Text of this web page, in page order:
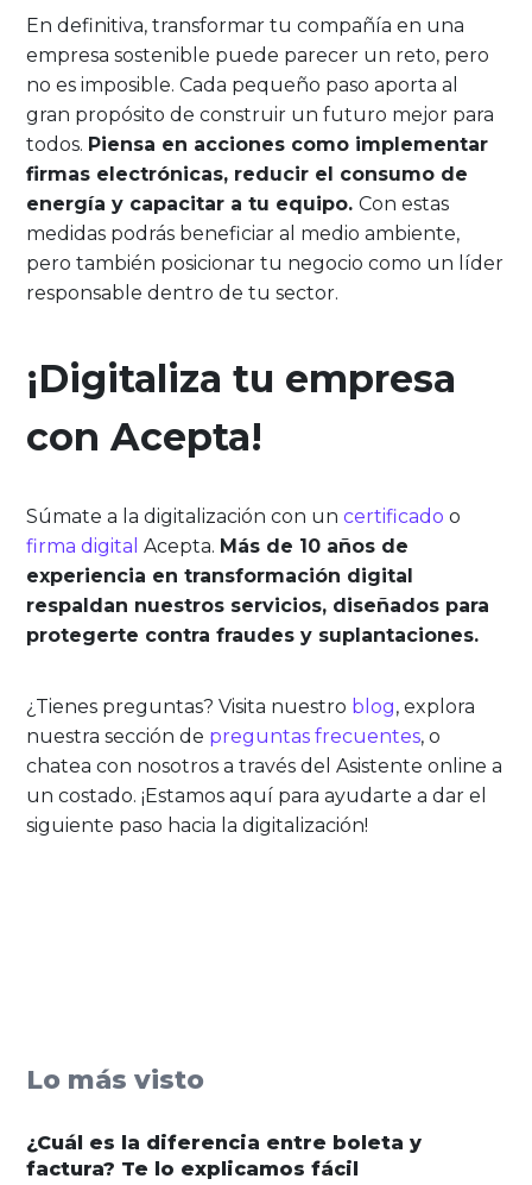
En definitiva, transformar tu compañía en una
empresa sostenible puede parecer un reto, pero
no es imposible. Cada pequeño paso aporta al
gran propósito de construir un futuro mejor para
todos. Piensa en acciones como implementar
firmas electrónicas, reducir el consumo de
energía y capacitar a tu equipo.Con estas
medidas podrás beneficiar al medio ambiente,
pero también posicionar tu negocio como un líder
responsable dentro de tu sector.
¡Digitaliza tu empresa
con Acepta!
Súmate a la digitalización con uncertificado o
firma digital Acepta. Más de 10 años de
experiencia en transformación digital
respaldan nuestros servicios, diseñados para
protegerte contra fraudes y suplantaciones.
¿Tienes preguntas? Visita nuestro blog, explora
nuestra sección de preguntas frecuentes, o
chatea con nosotros a través del Asistente online a
un costado. ¡Estamos aquí para ayudarte a dar el
siguiente paso hacia la digitalización!
Lo más visto
¿Cuál es la diferencia entre boleta y
factura? Te lo explicamos fácil